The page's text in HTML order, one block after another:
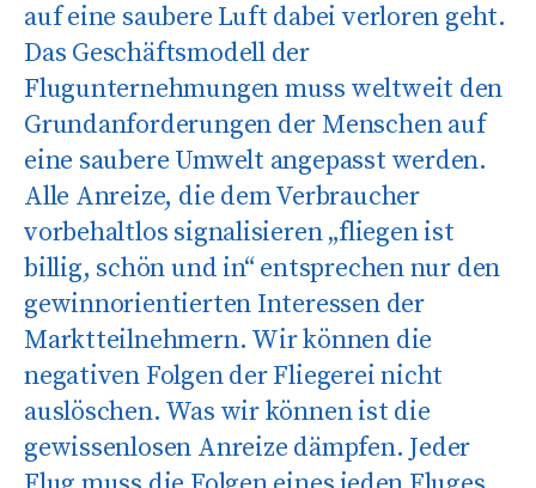
auf eine saubere Luft dabei verloren geht.
Das Geschäftsmodell der
Flugunternehmungen muss weltweit den
Grundanforderungen der Menschen auf
eine saubere Umwelt angepasst werden.
Alle Anreize, die dem Verbraucher
vorbehaltlos signalisieren „fliegen ist
billig, schön und in“ entsprechen nur den
gewinnorientierten Interessen der
Marktteilnehmern. Wir können die
negativen Folgen der Fliegerei nicht
auslöschen. Was wir können ist die
gewissenlosen Anreize dämpfen. Jeder